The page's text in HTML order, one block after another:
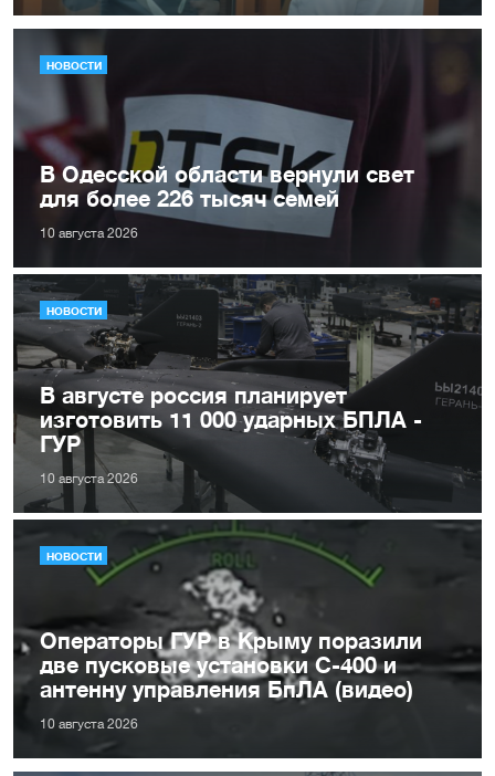
НОВОСТИ
В Одесской области вернули свет
для более 226 тысяч семей
10 августа 2026
НОВОСТИ
В августе россия планирует
изготовить 11 000 ударных БПЛА -
ГУР
10 августа 2026
НОВОСТИ
Операторы ГУР в Крыму поразили
две пусковые установки С-400 и
антенну управления БпЛА (видео)
10 августа 2026